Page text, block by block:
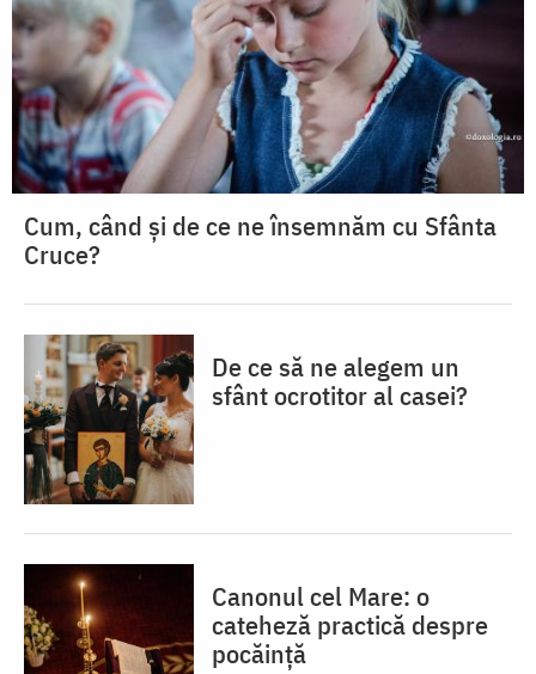
Cum, când și de ce ne însemnăm cu Sfânta
Cruce?
De ce să ne alegem un
sfânt ocrotitor al casei?
Canonul cel Mare: o
cateheză practică despre
pocăință